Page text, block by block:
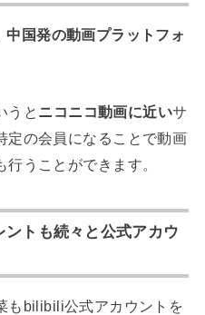
国発の動画プラットフォ
うと ニコニコ動画に近いサ
定の会員になることで動画
うことができます。
トも続々と公式アカウ
もbilibili公式アカウントを